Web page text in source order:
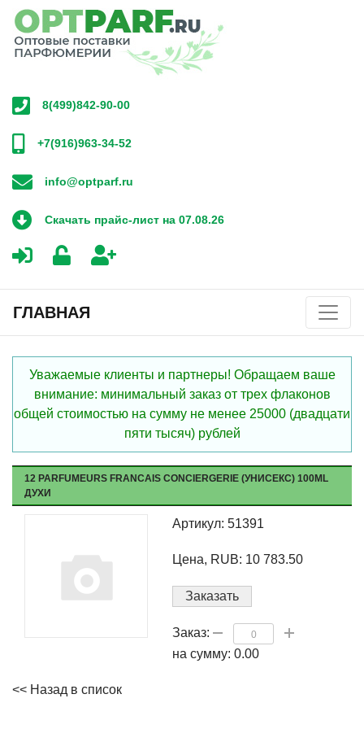
8(499)842-90-00
+7(916)963-34-52
info@optparf.ru
Скачать прайс-лист на 07.08.26
ГЛАВНАЯ
Уважаемые клиенты и партнеры! Обращаем ваше
внимание: минимальный заказ от трех флаконов
общей стоимостью на сумму не менее 25000 (двадцати
пяти тысяч) рублей
12 PARFUMEURS FRANCAIS CONCIERGERIE (УНИСЕКС) 100ML
ДУХИ
Артикул: 51391
Цена, RUB: 10 783.50
Заказать
Заказ:
на сумму: 0.00
<< Назад в список